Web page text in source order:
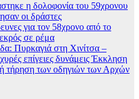
η δολοφονία του 59χρονου
οι δράστες
για τον 58χρονο από το
σε ρέμα
Πυρκαγιά στη Χινίτσα –
επίγειες δυνάμεις Έκκληση
τήρηση των οδηγιών των Αρχών